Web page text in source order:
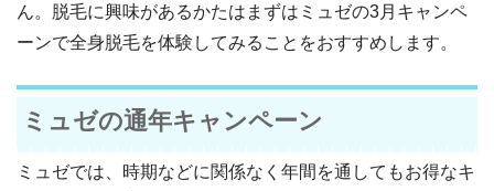
ん。脱毛に興味があるかたはまずはミュゼの3月キャンペ
ーンで全身脱毛を体験してみることをおすすめします。
ミュゼの通年キャンペーン
ミュゼでは、時期などに関係なく年間を通してもお得なキ